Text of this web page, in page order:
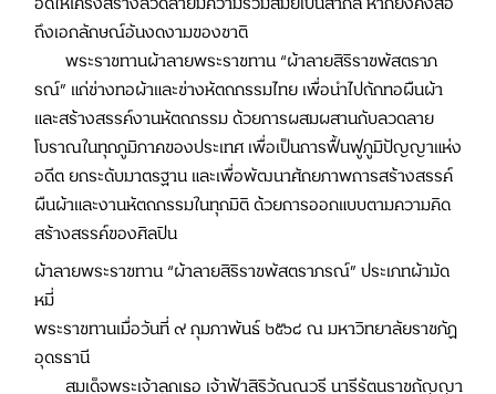
ถึงเอกลักษณ์อันงดงามของชาติ
พระราชทานผ้าลายพระราชทาน “ผ้าลายสิริราชพัสตราภ
รณ์” แก่ช่างทอผ้าและช่างหัตถกรรมไทย เพื่อนำไปถักทอผืนผ้า
และสร้างสรรค์งานหัตถกรรม ด้วยการผสมผสานกับลวดลาย
โบราณในทุกภูมิภาคของประเทศ เพื่อเป็นการฟื้นฟูภูมิปัญญาแห่ง
อดีต ยกระดับมาตรฐาน และเพื่อพัฒนาศักยภาพการสร้างสรรค์
ผืนผ้าและงานหัตถกรรมในทุกมิติ ด้วยการออกแบบตามความคิด
สร้างสรรค์ของศิลปิน
ผ้าลายพระราชทาน “ผ้าลายสิริราชพัสตราภรณ์” ประเภทผ้ามัด
หมี่
พระราชทานเมื่อวันที่ ๙ กุมภาพันธ์ ๒๕๖๘ ณ มหาวิทยาลัยราชภัฏ
อุดรธานี